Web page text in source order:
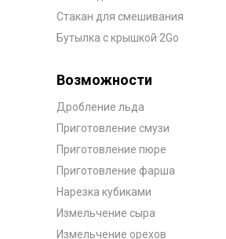
Стакан для смешивания
Бутылка с крышкой 2Go
Возможности
Дробление льда
Приготовление смузи
Приготовление пюре
Приготовление фарша
Нарезка кубиками
Измельчение сыра
Измельчение орехов